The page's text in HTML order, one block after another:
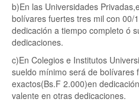
b)En las Universidades
bolívares fuertes tres mil con 00/
dedicación a tiempo completo ó
dedicaciones.
c)En Colegios e Institutos
sueldo mínimo será de bolívares
exactos(Bs.F 2.000)en
valente en otras dedicaciones.